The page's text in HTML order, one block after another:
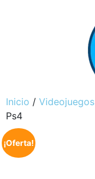
Inicio / Videojuegos
Ps4
¡Oferta!